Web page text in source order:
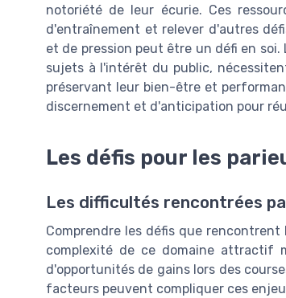
notoriété de leur écurie. Ces
d'entraînement et relever d'autres
et de pression peut être un défi en soi.
sujets à l'intérêt du public,
préservant leur bien-être et
discernement et d'anticipation pour
Les défis pour les
Les difficultés rencontrées
Comprendre les défis que
complexité de ce domaine attractif
d'opportunités de gains lors des
facteurs peuvent compliquer ces